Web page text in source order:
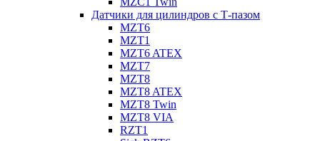
Датчики для цилиндров с Т-пазом
MZT6
MZT1
MZT6 ATEX
MZT7
MZT8
MZT8 ATEX
MZT8 Twin
MZT8 VIA
RZT1